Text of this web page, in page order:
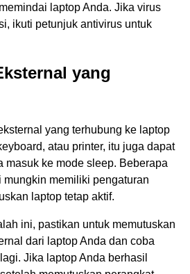
laptop Anda. Jika virus
ikuti petunjuk antivirus untuk
yang
yang terhubung ke laptop
atau printer, itu juga dapat
masuk ke mode sleep. Beberapa
mungkin memiliki pengaturan
laptop tetap aktif.
ini, pastikan untuk memutuskan
dari laptop Anda dan coba
Jika laptop Anda berhasil